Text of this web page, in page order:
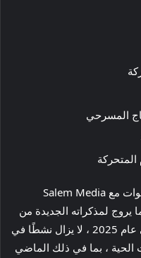
المسرحي
وقع Piscopo مؤخرًا تمديدًا متعدد السنوات مع Salem Media
يروج لمذكراته الجديدة من
خلال المظاهر الصحفية والقراءات. في عام 2025 ، لا يزال نشطًا في
الحية ، بما في ذلك الماضي